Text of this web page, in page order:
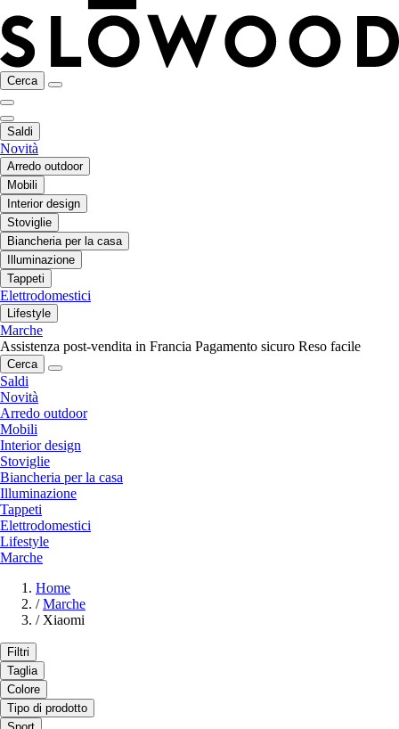
Cerca
Saldi
Novità
Arredo outdoor
Mobili
Interior design
Stoviglie
Biancheria per la casa
Illuminazione
Tappeti
Elettrodomestici
Lifestyle
Marche
Assistenza post-vendita in Francia Pagamento sicuro Reso facile
Cerca
Saldi
Novità
Arredo outdoor
Mobili
Interior design
Stoviglie
Biancheria per la casa
Illuminazione
Tappeti
Elettrodomestici
Lifestyle
Marche
Home
/ Marche
/ Xiaomi
Filtri
Taglia
Colore
Tipo di prodotto